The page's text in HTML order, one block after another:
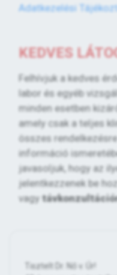
Adatkezelési
KEDVES
Felhívjuk a kedves
labor és egyéb
minden esetben
amely csak a teljes
összes
információ
javasoljuk, hogy az
jelentkezzenek be
vagy
Tisztelt Dr. Nő v. Úr!